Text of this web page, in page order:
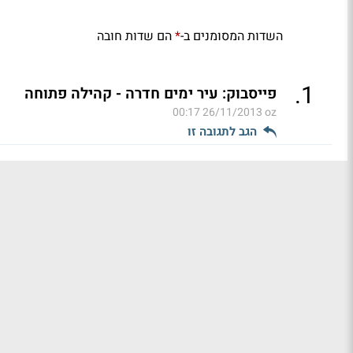
השדות המסומנים ב-*הם שדות חובה
1
. פייסבוק: עיר ימים חדרה - קהילה פתוחה
oz
26/11/2013 00:17
הגב לתגובה זו